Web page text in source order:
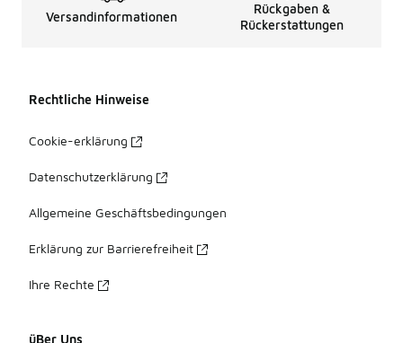
Versandinformationen
Rückgaben &
Rückerstattungen
Rechtliche Hinweise
Cookie-erklärung
Datenschutzerklärung
Allgemeine Geschäftsbedingungen
Erklärung zur Barrierefreiheit
Ihre Rechte
üBer Uns